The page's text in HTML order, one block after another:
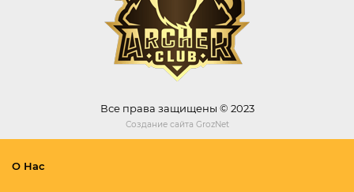
Все права защищены © 2023
Создание сайта GrozNet
О Нас